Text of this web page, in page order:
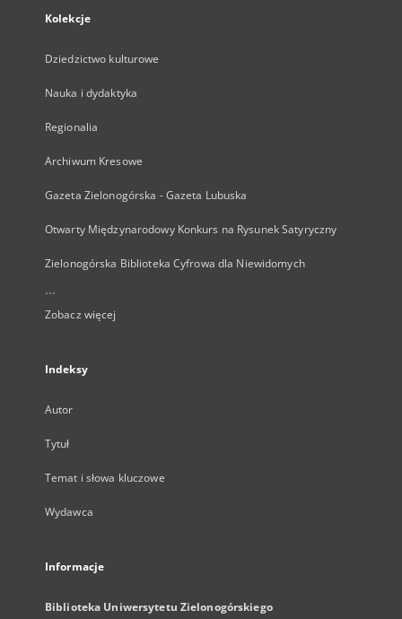
Kolekcje
Dziedzictwo kulturowe
Nauka i dydaktyka
Regionalia
Archiwum Kresowe
Gazeta Zielonogórska - Gazeta Lubuska
Otwarty Międzynarodowy Konkurs na Rysunek Satyryczny
Zielonogórska Biblioteka Cyfrowa dla Niewidomych
...
Zobacz więcej
Indeksy
Autor
Tytuł
Temat i słowa kluczowe
Wydawca
Informacje
Biblioteka Uniwersytetu Zielonogórskiego